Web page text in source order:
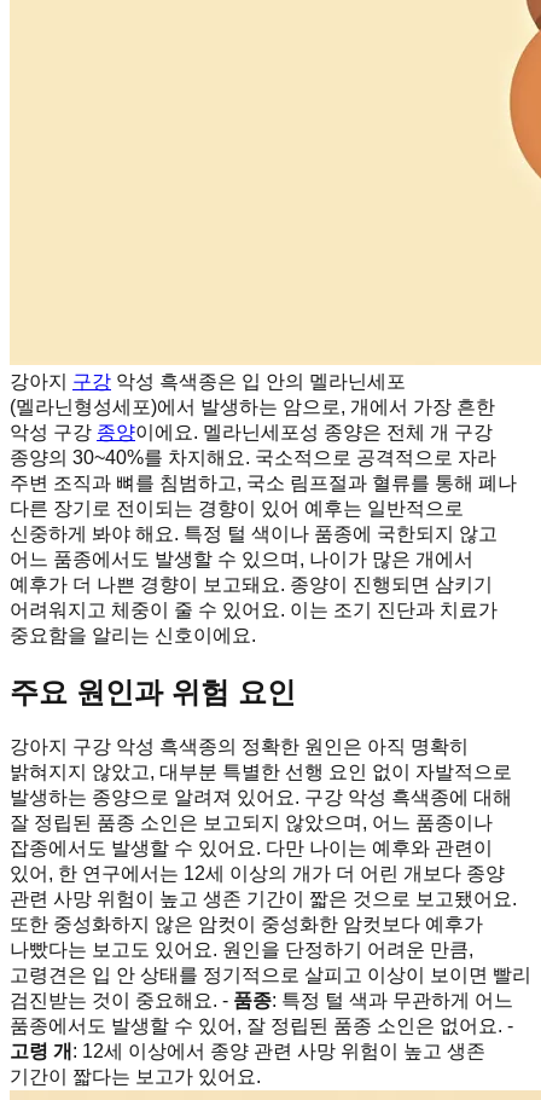
강아지 구강 악성 흑색종은 입 안의 멜라닌세포
(멜라닌형성세포)에서 발생하는 암으로, 개에서 가장 흔한
악성 구강 종양이에요. 멜라닌세포성 종양은 전체 개 구강
종양의 30~40%를 차지해요. 국소적으로 공격적으로 자라
주변 조직과 뼈를 침범하고, 국소 림프절과 혈류를 통해 폐나
다른 장기로 전이되는 경향이 있어 예후는 일반적으로
신중하게 봐야 해요. 특정 털 색이나 품종에 국한되지 않고
어느 품종에서도 발생할 수 있으며, 나이가 많은 개에서
예후가 더 나쁜 경향이 보고돼요. 종양이 진행되면 삼키기
어려워지고 체중이 줄 수 있어요. 이는 조기 진단과 치료가
중요함을 알리는 신호이에요.
주요 원인과 위험 요인
강아지 구강 악성 흑색종의 정확한 원인은 아직 명확히
밝혀지지 않았고, 대부분 특별한 선행 요인 없이 자발적으로
발생하는 종양으로 알려져 있어요. 구강 악성 흑색종에 대해
잘 정립된 품종 소인은 보고되지 않았으며, 어느 품종이나
잡종에서도 발생할 수 있어요. 다만 나이는 예후와 관련이
있어, 한 연구에서는 12세 이상의 개가 더 어린 개보다 종양
관련 사망 위험이 높고 생존 기간이 짧은 것으로 보고됐어요.
또한 중성화하지 않은 암컷이 중성화한 암컷보다 예후가
나빴다는 보고도 있어요. 원인을 단정하기 어려운 만큼,
고령견은 입 안 상태를 정기적으로 살피고 이상이 보이면 빨리
검진받는 것이 중요해요. - 품종: 특정 털 색과 무관하게 어느
품종에서도 발생할 수 있어, 잘 정립된 품종 소인은 없어요. -
고령 개 : 12세 이상에서 종양 관련 사망 위험이 높고 생존
기간이 짧다는 보고가 있어요.